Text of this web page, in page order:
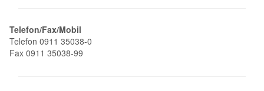
Telefon/Fax/Mobil
Telefon 0911 35038-0
Fax 0911 35038-99